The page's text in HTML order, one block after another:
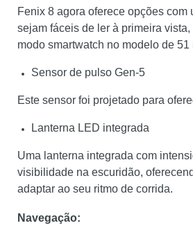
Fenix 8 agora oferece opções
sejam fáceis de ler à primeira
modo smartwatch no modelo de 51
Sensor de pulso Gen-5
Este sensor foi projetado para
Lanterna LED integrada
Uma lanterna integrada com
visibilidade na escuridão,
adaptar ao seu ritmo de corrida.
Navegação: